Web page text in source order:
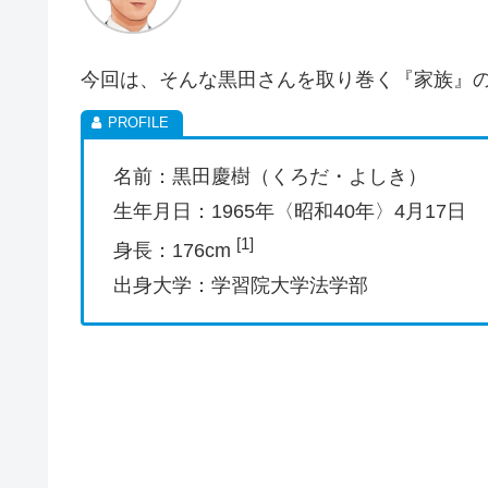
今回は、そんな黒田さんを取り巻く『家族』
名前：黒田慶樹（くろだ・よしき）
生年月日：1965年〈昭和40年〉4月17日
身長：176cm [1]
出身大学：学習院大学法学部